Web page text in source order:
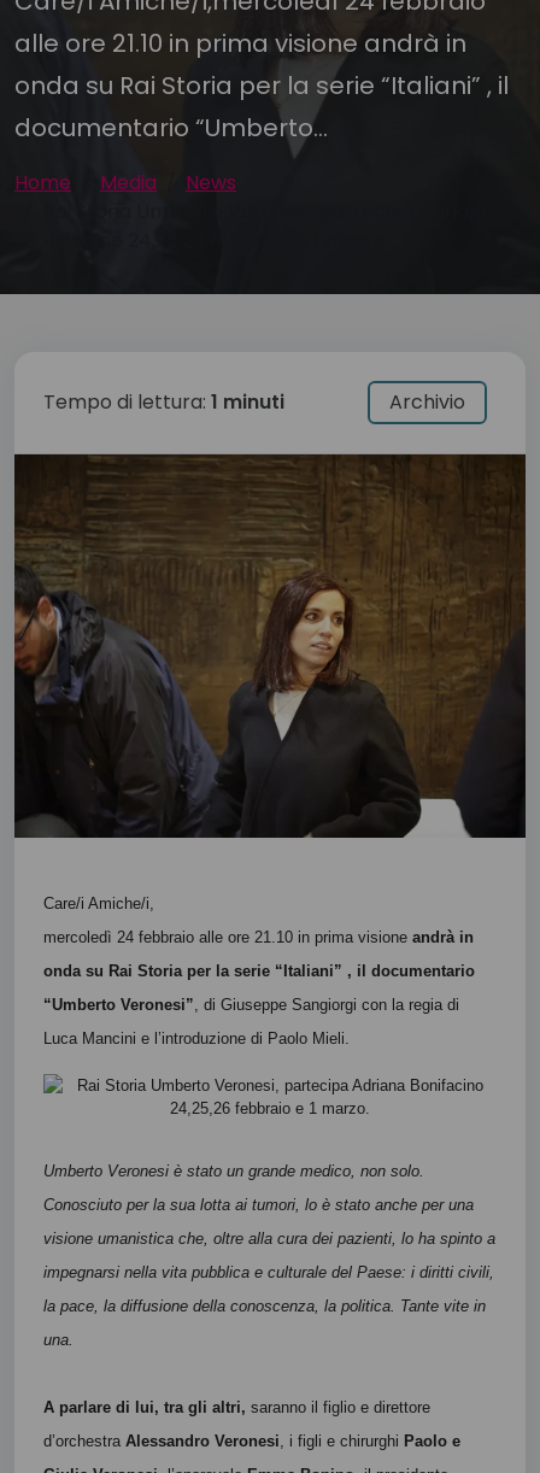
alle ore 21.10 in prima visione andrà in
onda su Rai Storia per la serie “Italiani” , il
documentario “Umberto...
Home Media
News
Tempo di lettura: 1 minuti Archivio
Care/i Amiche/i,
mercoledì 24 febbraio alle ore 21.10 in prima visione andrà in
onda su Rai Storia per la serie “Italiani” , il documentario
“Umberto Veronesi” , di Giuseppe Sangiorgi con la regia di
Luca Mancini e l’introduzione di Paolo Mieli.
Umberto Veronesi è stato un grande medico, non solo.
Conosciuto per la sua lotta ai tumori, lo è stato anche per una
visione umanistica che, oltre alla cura dei pazienti, lo ha spinto a
impegnarsi nella vita pubblica e culturale del Paese: i diritti civili,
la pace, la diffusione della conoscenza, la politica. Tante vite in
una.
A parlare di lui, tra gli altri, saranno il figlio e direttore
d’orchestra Alessandro Veronesi , i figli e chirurghi Paolo e